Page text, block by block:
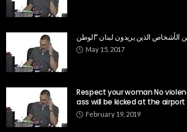
May 15, 2017
Respect your woman No
ass will be kicked at the airport
February 19, 2019